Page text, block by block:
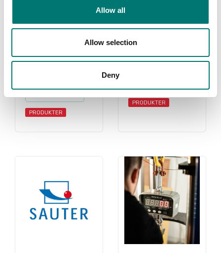
Allow all
Allow selection
Deny
Kran- &
Read more
PRODUKTER
Små hängvågar
PRODUKTER